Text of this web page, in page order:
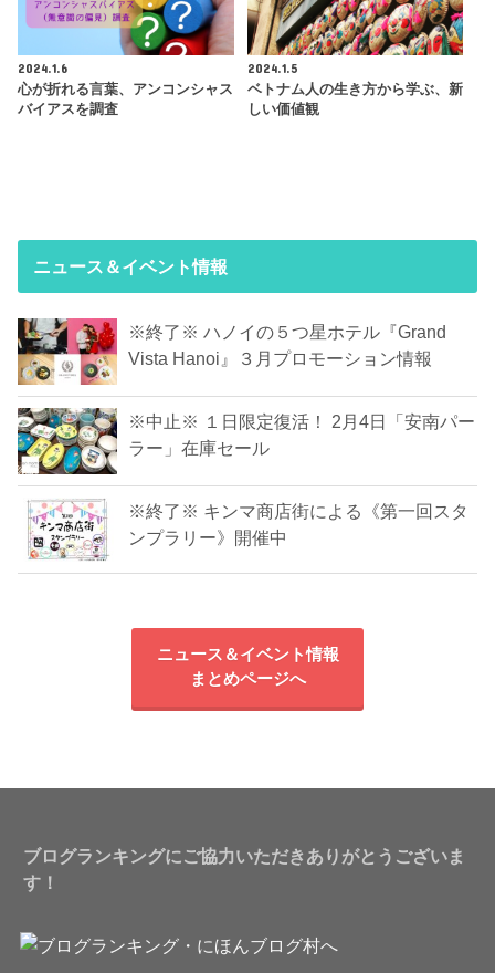
2024.1.6
心が折れる言葉、アンコンシャス
バイアスを調査
2024.1.5
ベトナム人の生き方から学ぶ、新
しい価値観
ニュース＆イベント情報
※終了※ ハノイの５つ星ホテル『Grand
Vista Hanoi』３月プロモーション情報
※中止※ １日限定復活！ 2月4日「安南パー
ラー」在庫セール
※終了※ キンマ商店街による《第一回スタ
ンプラリー》開催中
ニュース＆イベント情報
まとめページへ
ブログランキングにご協力いただきありがとうございま
す！